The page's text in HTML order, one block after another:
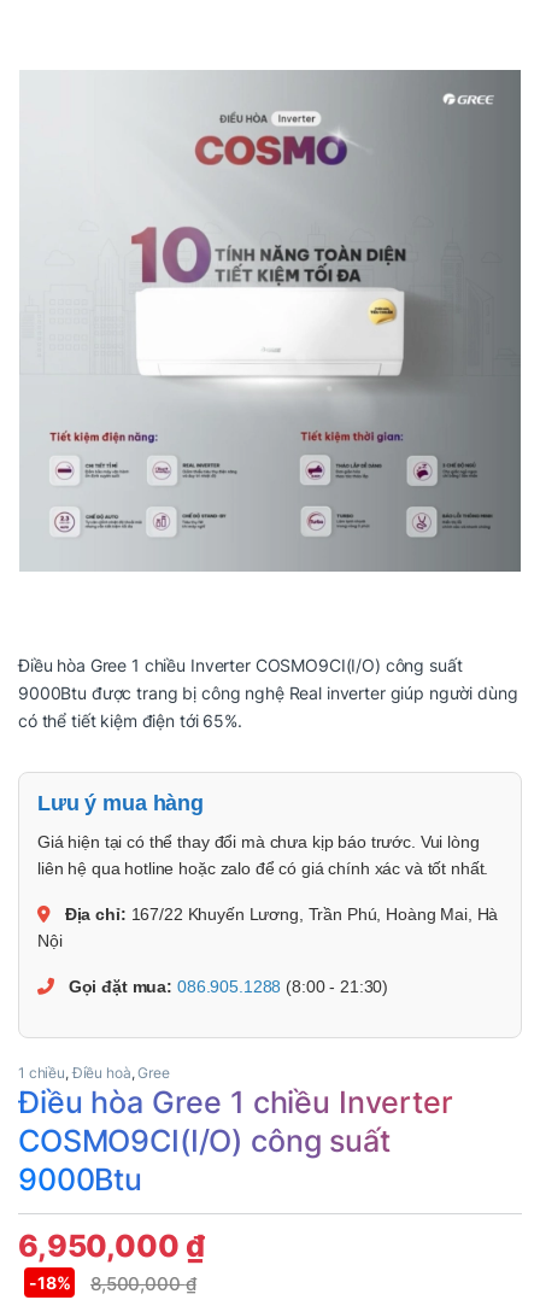
Điều hòa Gree 1 chiều Inverter COSMO9CI(I/O) công suất
9000Btu được trang bị công nghệ Real inverter giúp người dùng
có thể tiết kiệm điện tới 65%.
Lưu ý mua hàng
Giá hiện tại có thể thay đổi mà chưa kịp báo trước. Vui lòng
liên hệ qua hotline hoặc zalo để có giá chính xác và tốt nhất.
Địa chỉ: 167/22 Khuyến Lương, Trần Phú, Hoàng Mai, Hà
Nội
Gọi đặt mua: 086.905.1288 (8:00 - 21:30)
1 chiều,Điều hoà,Gree
Điều hòa Gree 1 chiều Inverter
COSMO9CI(I/O) công suất
9000Btu
6,950,000 ₫
8,500,000₫
-18%